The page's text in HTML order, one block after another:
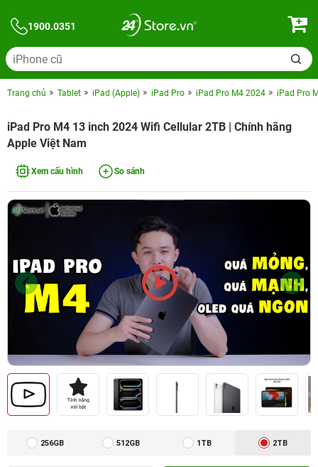
1900.0351
Trang chủ Tablet iPad (Apple) iPad Pro iPad Pro M4 2024 iPad Pro
iPad Pro M4 13 inch 2024 Wifi Cellular 2TB | Chính hãng
Apple Việt Nam
Xem cấu hình So sánh
256GB 512GB 1TB 2TB